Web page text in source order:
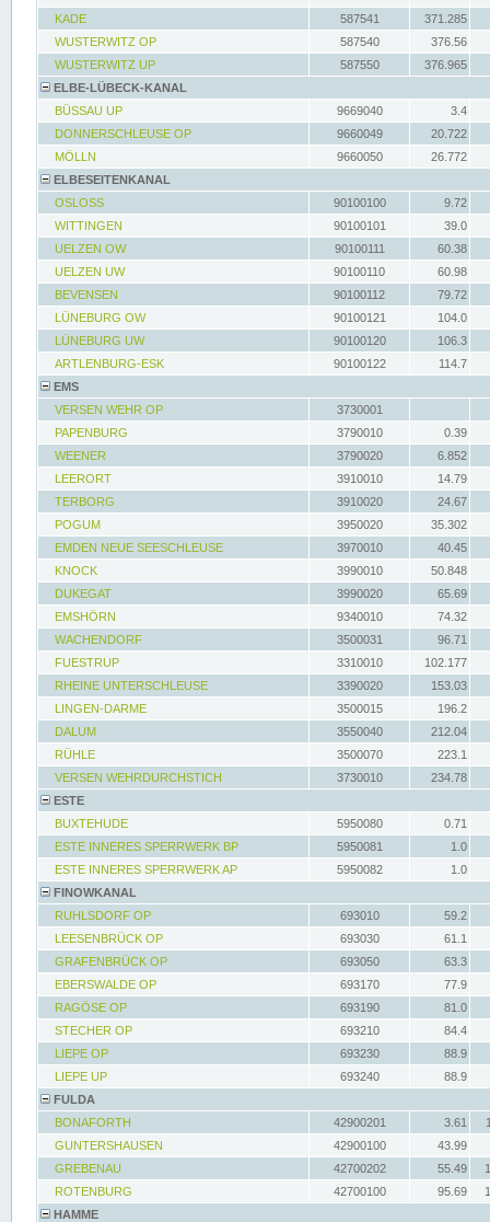
KADE
587541
371.285
WUSTERWITZ OP
587540
376.56
WUSTERWITZ UP
587550
376.965
ELBE-LÜBECK-KANAL
BÜSSAU UP
9669040
3.4
DONNERSCHLEUSE OP
9660049
20.722
MÖLLN
9660050
26.772
ELBESEITENKANAL
OSLOSS
90100100
9.72
WITTINGEN
90100101
39.0
UELZEN OW
90100111
60.38
UELZEN UW
90100110
60.98
BEVENSEN
90100112
79.72
LÜNEBURG OW
90100121
104.0
LÜNEBURG UW
90100120
106.3
ARTLENBURG-ESK
90100122
114.7
EMS
VERSEN WEHR OP
3730001
PAPENBURG
3790010
0.39
WEENER
3790020
6.852
LEERORT
3910010
14.79
TERBORG
3910020
24.67
POGUM
3950020
35.302
EMDEN NEUE SEESCHLEUSE
3970010
40.45
KNOCK
3990010
50.848
DUKEGAT
3990020
65.69
EMSHÖRN
9340010
74.32
WACHENDORF
3500031
96.71
FUESTRUP
3310010
102.177
RHEINE UNTERSCHLEUSE
3390020
153.03
LINGEN-DARME
3500015
196.2
DALUM
3550040
212.04
RÜHLE
3500070
223.1
VERSEN WEHRDURCHSTICH
3730010
234.78
ESTE
BUXTEHUDE
5950080
0.71
ESTE INNERES SPERRWERK BP
5950081
1.0
ESTE INNERES SPERRWERK AP
5950082
1.0
FINOWKANAL
RUHLSDORF OP
693010
59.2
LEESENBRÜCK OP
693030
61.1
GRAFENBRÜCK OP
693050
63.3
EBERSWALDE OP
693170
77.9
RAGÖSE OP
693190
81.0
STECHER OP
693210
84.4
LIEPE OP
693230
88.9
LIEPE UP
693240
88.9
FULDA
BONAFORTH
42900201 3.61
GUNTERSHAUSEN
42900100
43.99
GREBENAU
42700202 55.49
ROTENBURG
42700100 95.69
HAMME